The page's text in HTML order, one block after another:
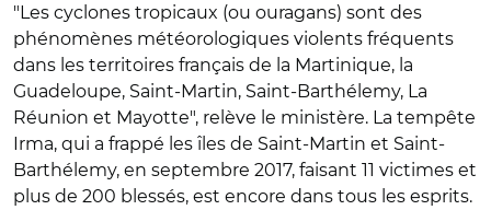
"Les cyclones tropicaux (ou ouragans) sont des
phénomènes météorologiques violents fréquents
dans les territoires français de la Martinique, la
Guadeloupe, Saint-Martin, Saint-Barthélemy, La
Réunion et Mayotte", relève le ministère. La tempête
Irma, qui a frappé les îles de Saint-Martin et Saint-
Barthélemy, en septembre 2017, faisant 11 victimes et
plus de 200 blessés, est encore dans tous les esprits.